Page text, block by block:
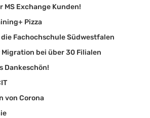
MS Exchange Kunden!
Pizza
Fachochschule Südwestfalen
Migration bei über 30 Filialen
Dankeschön!
von Corona